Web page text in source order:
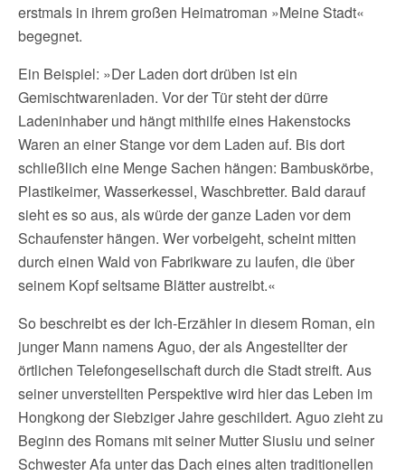
erstmals in ihrem großen Heimatroman »Meine Stadt«
begegnet.
Ein Beispiel: »Der Laden dort drüben ist ein
Gemischtwarenladen. Vor der Tür steht der dürre
Ladeninhaber und hängt mithilfe eines Hakenstocks
Waren an einer Stange vor dem Laden auf. Bis dort
schließlich eine Menge Sachen hängen: Bambuskörbe,
Plastikeimer, Wasserkessel, Waschbretter. Bald darauf
sieht es so aus, als würde der ganze Laden vor dem
Schaufenster hängen. Wer vorbeigeht, scheint mitten
durch einen Wald von Fabrikware zu laufen, die über
seinem Kopf seltsame Blätter austreibt.«
So beschreibt es der Ich-Erzähler in diesem Roman, ein
junger Mann namens Aguo, der als Angestellter der
örtlichen Telefongesellschaft durch die Stadt streift. Aus
seiner unverstellten Perspektive wird hier das Leben im
Hongkong der Siebziger Jahre geschildert. Aguo zieht zu
Beginn des Romans mit seiner Mutter Siusiu und seiner
Schwester Afa unter das Dach eines alten traditionellen